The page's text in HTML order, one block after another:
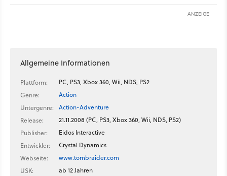
ANZEIGE
Allgemeine Informationen
Plattform:
PC, PS3, Xbox 360, Wii, NDS, PS2
Genre:
Action
Untergenre:
Action-Adventure
Release:
21.11.2008 (PC, PS3, Xbox 360, Wii, NDS, PS2)
Publisher:
Eidos Interactive
Entwickler:
Crystal Dynamics
Webseite:
www.tombraider.com
USK:
ab 12 Jahren